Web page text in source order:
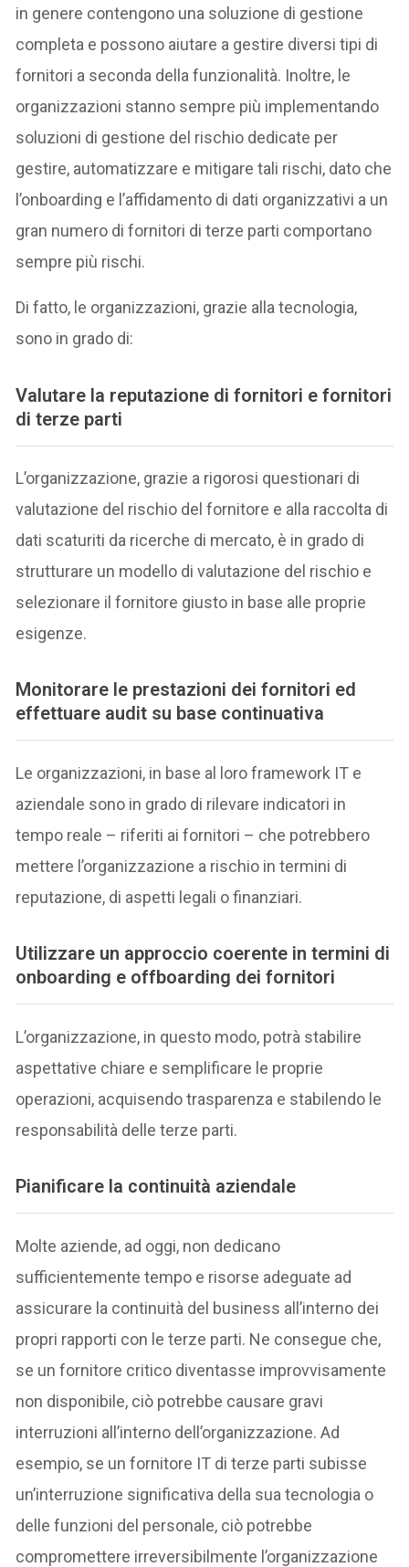
in genere contengono una soluzione di gestione
completa e possono aiutare a gestire diversi tipi di
fornitori a seconda della funzionalità. Inoltre, le
organizzazioni stanno sempre più implementando
soluzioni di gestione del rischio dedicate per
gestire, automatizzare e mitigare tali rischi, dato che
l’onboarding e l’affidamento di dati organizzativi a un
gran numero di fornitori di terze parti comportano
sempre più rischi.
Di fatto, le organizzazioni, grazie alla tecnologia,
sono in grado di:
Valutare la reputazione di fornitori e fornitori
di terze parti
L’organizzazione, grazie a rigorosi questionari di
valutazione del rischio del fornitore e alla raccolta di
dati scaturiti da ricerche di mercato, è in grado di
strutturare un modello di valutazione del rischio e
selezionare il fornitore giusto in base alle proprie
esigenze.
Monitorare le prestazioni dei fornitori ed
effettuare audit su base continuativa
Le organizzazioni, in base al loro framework IT e
aziendale sono in grado di rilevare indicatori in
tempo reale – riferiti ai fornitori – che potrebbero
mettere l’organizzazione a rischio in termini di
reputazione, di aspetti legali o finanziari.
Utilizzare un approccio coerente in termini di
onboarding e offboarding dei fornitori
L’organizzazione, in questo modo, potrà stabilire
aspettative chiare e semplificare le proprie
operazioni, acquisendo trasparenza e stabilendo le
responsabilità delle terze parti.
Pianificare la continuità aziendale
Molte aziende, ad oggi, non dedicano
sufficientemente tempo e risorse adeguate ad
assicurare la continuità del business all’interno dei
propri rapporti con le terze parti. Ne consegue che,
se un fornitore critico diventasse improvvisamente
non disponibile, ciò potrebbe causare gravi
interruzioni all’interno dell’organizzazione. Ad
esempio, se un fornitore IT di terze parti subisse
un’interruzione significativa della sua tecnologia o
delle funzioni del personale, ciò potrebbe
compromettere irreversibilmente l’organizzazione